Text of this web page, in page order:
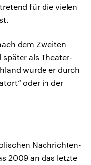
für die vielen
dem Zweiten
später als Theater-
wurde er durch
oder in der
Nachrichten-
2009 an das letzte